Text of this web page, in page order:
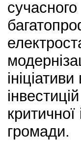
сучасного
громади.